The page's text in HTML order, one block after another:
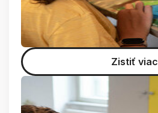
Zistiť viac